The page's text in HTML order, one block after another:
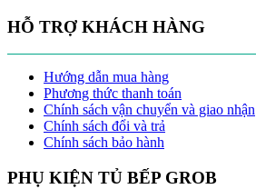
HỖ TRỢ KHÁCH HÀNG
Hướng dẫn mua hàng
Phương thức thanh toán
Chính sách vận chuyển và giao nhận
Chính sách đổi và trả
Chính sách bảo hành
PHỤ KIỆN TỦ BẾP GROB